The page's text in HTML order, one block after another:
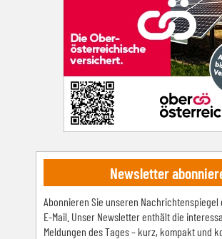
Newsletter
Abonnieren Sie unseren Nachrichtenspiegel
E-Mail. Unser Newsletter enthält die
Meldungen des Tages – kurz, kompakt und